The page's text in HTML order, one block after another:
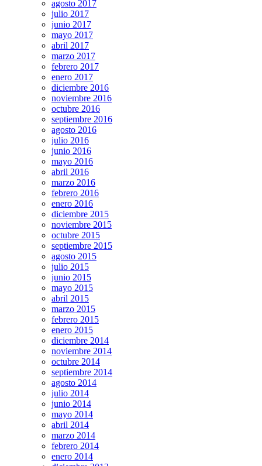
agosto 2017
julio 2017
junio 2017
mayo 2017
abril 2017
marzo 2017
febrero 2017
enero 2017
diciembre 2016
noviembre 2016
octubre 2016
septiembre 2016
agosto 2016
julio 2016
junio 2016
mayo 2016
abril 2016
marzo 2016
febrero 2016
enero 2016
diciembre 2015
noviembre 2015
octubre 2015
septiembre 2015
agosto 2015
julio 2015
junio 2015
mayo 2015
abril 2015
marzo 2015
febrero 2015
enero 2015
diciembre 2014
noviembre 2014
octubre 2014
septiembre 2014
agosto 2014
julio 2014
junio 2014
mayo 2014
abril 2014
marzo 2014
febrero 2014
enero 2014